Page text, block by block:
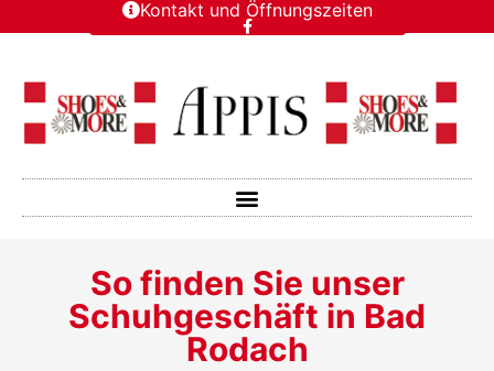
Kontakt und Öffnungszeiten
So finden Sie unser
Schuhgeschäft in Bad
Rodach